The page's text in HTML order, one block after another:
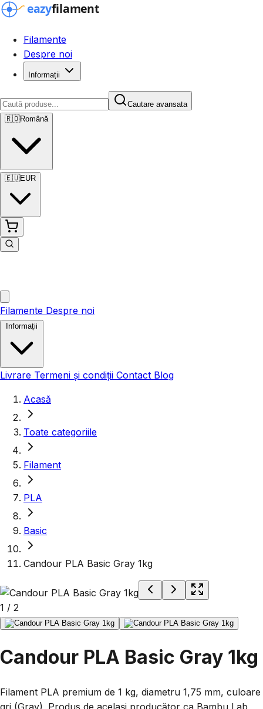
Filamente
Despre noi
Informații
Cautare avansata
🇷🇴Română
🇪🇺EUR
Filamente Despre noi
Livrare Termeni și condiții Contact Blog
Acasă
Toate categoriile
Filament
PLA
Basic
Candour PLA Basic Gray 1kg
1 / 2
Candour PLA Basic Gray 1kg
Filament PLA premium de 1 kg, diametru 1,75 mm, culoare
gri (Gray). Produs de același producător ca Bambu Lab